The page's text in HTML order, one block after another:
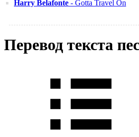
Harry Belafonte - Gotta Travel On
Перевод текста